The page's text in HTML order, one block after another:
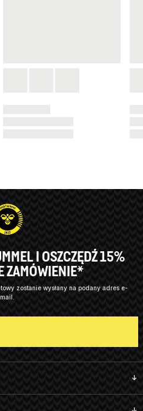
I OSZCZĘDŹ 15%
ZAMÓWIENIE*
zostanie wysłany na podany adres e-
mail.